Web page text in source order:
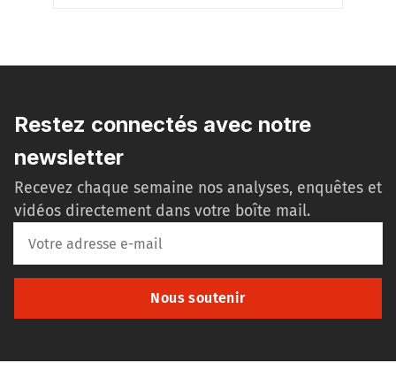
Restez connectés avec notre
newsletter
Recevez chaque semaine nos analyses, enquêtes et
vidéos directement dans votre boîte mail.
Nous soutenir